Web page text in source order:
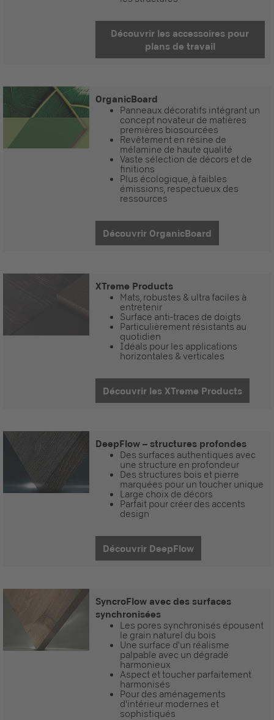
Découvrir les accessoires pour
plans de travail
OrganicBoard
Panneaux décoratifs intégrant un
concept novateur de matières
premières biosourcées
Revêtement en résine de
mélamine de haute qualité
Vaste sélection de décors et de
finitions
Plus écologique, à faibles
émissions, respectueux des
ressources
Découvrir OrganicBoard
XTreme Products
Mats, robustes & ultra faciles à
entretenir
Surface anti-traces de doigts
Particulièrement résistants au
quotidien
Idéals pour les applications
horizontales & verticales
Découvrir les XTreme Products
DeepFlow – structures profondes
Des surfaces authentiques avec
une structure en profondeur
Des structures bois et pierre
marquées pour un toucher unique
Large choix de décors
Parfait pour créer des accents
design
Découvrir DeepFlow
SyncroFlow avec des surfaces
synchronisées
Les pores synchronisés épousent
le grain naturel du bois
Une surface d'un réalisme
palpable avec un dégradé
harmonieux
Aspect et toucher parfaitement
harmonisés
Pour des aménagements
d'intérieur modernes et
sophistiqués